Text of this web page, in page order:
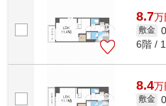
8.7万
敷金
6階 /
8.4万
敷金